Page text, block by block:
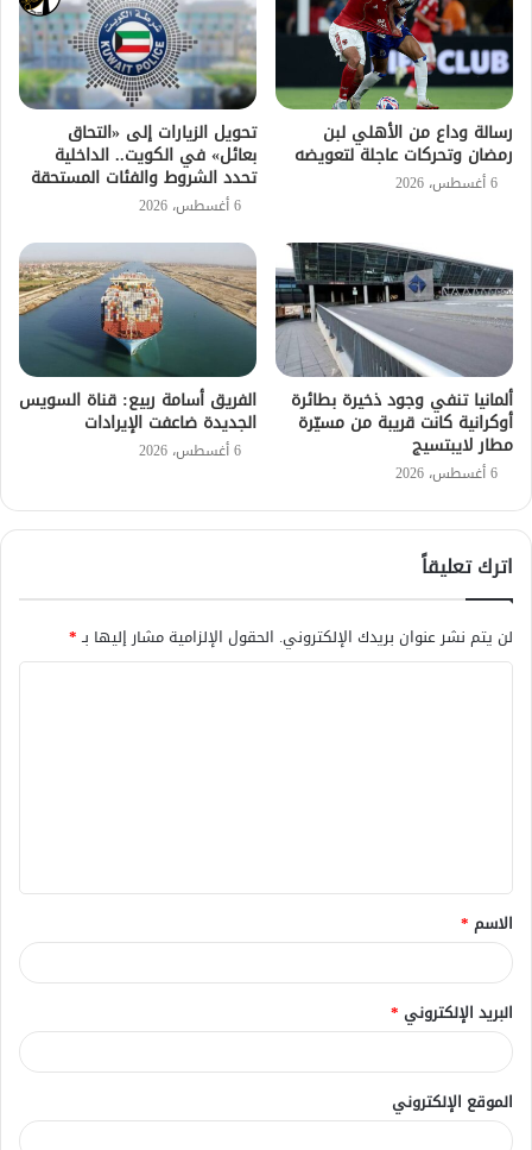
رسالة وداع من الأهلي لبن
رمضان وتحركات عاجلة لتعويضه
6 أغسطس، 2026
تحويل الزيارات إلى «التحاق
بعائل» في الكويت.. الداخلية
تحدد الشروط والفئات المستحقة
6 أغسطس، 2026
ألمانيا تنفي وجود ذخيرة بطائرة
أوكرانية كانت قريبة من مسيّرة
مطار لايبتسيج
6 أغسطس، 2026
الفريق أسامة ربيع: قناة السويس
الجديدة ضاعفت الإيرادات
6 أغسطس، 2026
اترك تعليقاً
لن يتم نشر عنوان بريدك الإلكتروني. الحقول الإلزامية مشار إليها بـ*
ق
*
الاسم *
البريد الإلكتروني *
الموقع الإلكتروني